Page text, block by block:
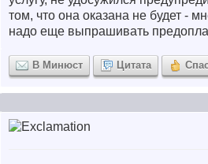
том, что она оказана не будет -
надо еще выпрашивать
В Минюст Цитата